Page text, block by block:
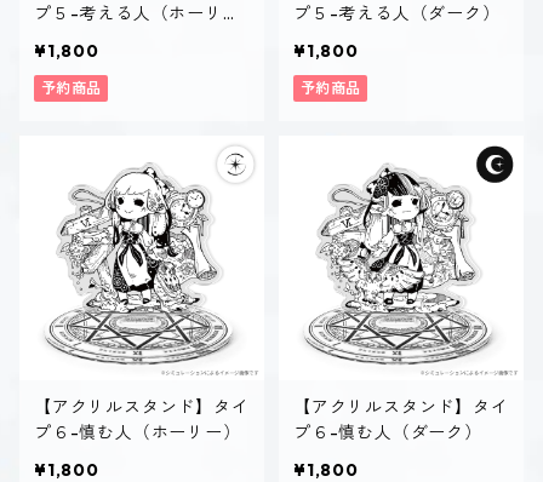
プ５-考える人（ホーリ
¥1,800
予約商品
プ５-考える人（ダーク）
¥1,800
予約商品
【アクリルスタンド】タイ
プ６-慎む人（ホーリー）
¥1,800
【アクリルスタンド】タイ
プ６-慎む人（ダーク）
¥1,800